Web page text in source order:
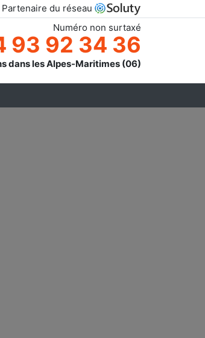
Partenaire du réseau
Numéro non surtaxé
93 92 34 36
dans les Alpes-Maritimes (06)